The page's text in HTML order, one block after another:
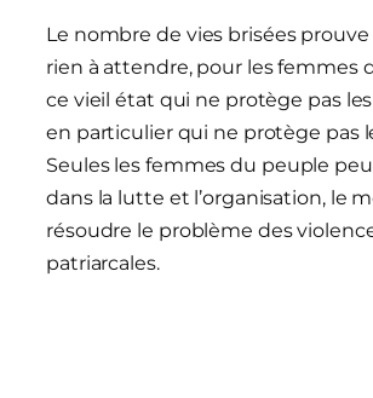
Le nombre de vies brisées prouve
rien à attendre, pour les femmes
ce vieil état qui ne protège pas
en particulier qui ne protège pas
Seules les femmes du peuple
dans la lutte et l’organisation, le
résoudre le problème des
patriarcales.